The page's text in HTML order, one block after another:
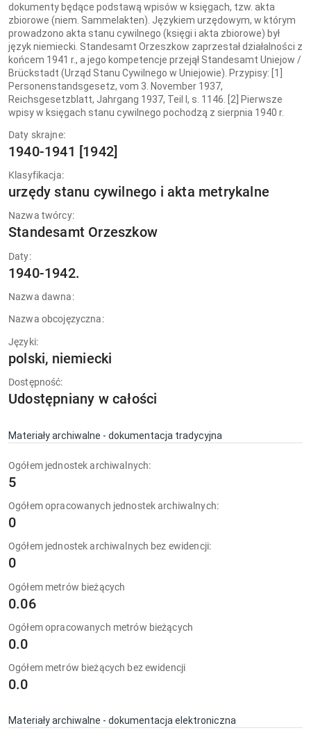
dokumenty będące podstawą wpisów w księgach, tzw. akta
zbiorowe (niem. Sammelakten). Językiem urzędowym, w którym
prowadzono akta stanu cywilnego (księgi i akta zbiorowe) był
język niemiecki. Standesamt Orzeszkow zaprzestał działalności z
końcem 1941 r., a jego kompetencje przejął Standesamt Uniejow /
Brückstadt (Urząd Stanu Cywilnego w Uniejowie). Przypisy: [1]
Personenstandsgesetz, vom 3. November 1937,
Reichsgesetzblatt, Jahrgang 1937, Teil I, s. 1146. [2] Pierwsze
wpisy w księgach stanu cywilnego pochodzą z sierpnia 1940 r.
Daty skrajne:
1940-1941 [1942]
Klasyfikacja:
urzędy stanu cywilnego i akta metrykalne
Nazwa twórcy:
Standesamt Orzeszkow
Daty:
1940-1942.
Nazwa dawna:
Nazwa obcojęzyczna:
Języki:
polski, niemiecki
Dostępność:
Udostępniany w całości
Materiały archiwalne - dokumentacja tradycyjna
Ogółem jednostek archiwalnych:
5
Ogółem opracowanych jednostek archiwalnych:
0
Ogółem jednostek archiwalnych bez ewidencji:
0
Ogółem metrów bieżących
0.06
Ogółem opracowanych metrów bieżących
0.0
Ogółem metrów bieżących bez ewidencji
0.0
Materiały archiwalne - dokumentacja elektroniczna